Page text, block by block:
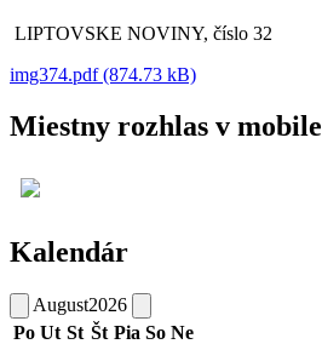
LIPTOVSKE NOVINY, číslo 32
img374.pdf (874.73 kB)
Miestny rozhlas v mobile
Kalendár
August2026
Po Ut St Št Pia So Ne